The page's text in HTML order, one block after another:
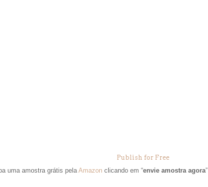
Publish for Free
uma amostra grátis pela Amazonclicando em “envie amostra agora”